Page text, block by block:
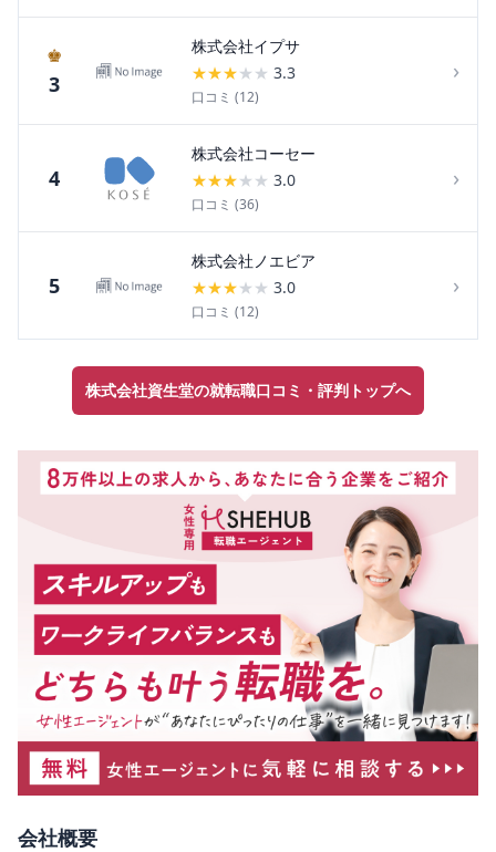
♚
3
株式会社イプサ
★★★★ ★ 3.3
口コミ (12)
›
4
株式会社コーセー
★★★★ ★ 3.0
口コミ (36)
›
5
株式会社ノエビア
★★★★ ★ 3.0
口コミ (12)
›
株式会社資生堂の就転職口コミ・評判トップへ
会社概要